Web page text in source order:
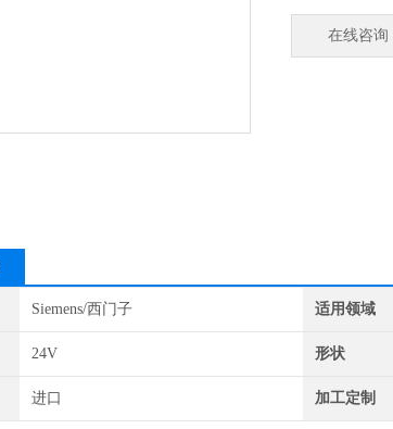
在线咨询
Siemens/西门子 适用领域
24V 形状
进口 加工定制